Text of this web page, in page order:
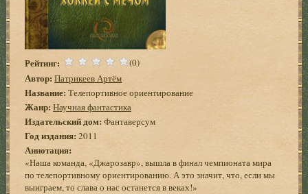
Рейтинг: (0)
Автор: Патрикеев Артём
Название: Телепортивное ориентирование
Жанр: Научная фантастика
Издательский дом: Фантаверсум
Год издания: 2011
Аннотация:
«Наша команда, «Джарозавр», вышла в финал чемпионата мира
по телепортивному ориентированию. А это значит, что, если мы
выиграем, то слава о нас останется в веках!»